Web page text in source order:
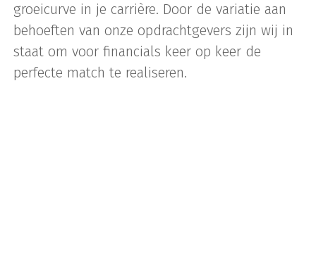
groeicurve in je carrière. Door de variatie aan
behoeften van onze opdrachtgevers zijn wij in
staat om voor financials keer op keer de
perfecte match te realiseren.